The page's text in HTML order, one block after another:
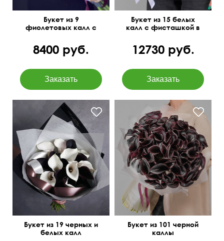
Букет из 9
фиолетовых калл с
8400 руб.
Букет из 15 белых
калл с фисташкой в
12730 руб.
Букет из 19 черных и
белых калл
Букет из 101 черной
каллы